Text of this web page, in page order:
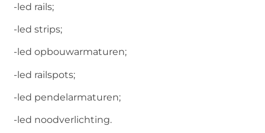
-led rails;
-led strips;
-led opbouwarmaturen;
-led railspots;
-led pendelarmaturen;
-led noodverlichting.